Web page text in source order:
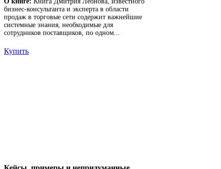
бизнес-консультанта и эксперта в области
продаж в торговые сети содержит важнейшие
системные знания, необходимые для
сотрудников поставщиков, по одном...
Купить